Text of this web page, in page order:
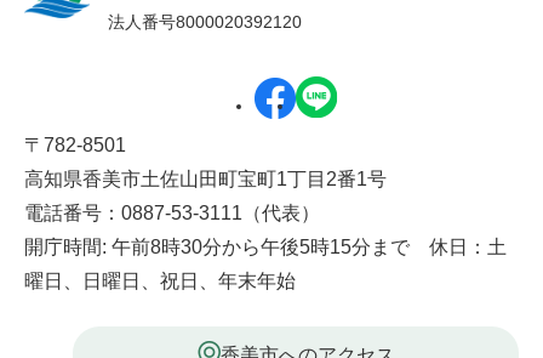
法人番号8000020392120
〒782-8501
高知県香美市土佐山田町宝町1丁目2番1号
電話番号：0887-53-3111（代表）
開庁時間: 午前8時30分から午後5時15分まで 休日：土
曜日、日曜日、祝日、年末年始